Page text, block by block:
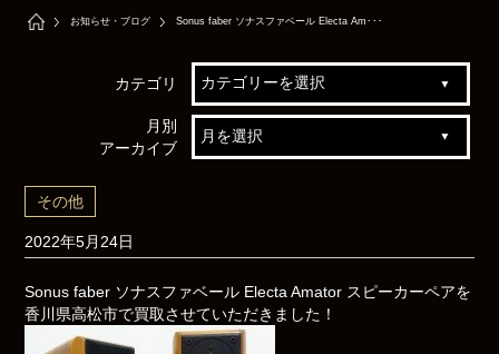
お知らせ・ブログ Sonus faber ソナスファベール Electa Am･･･
カテゴリ
月別
アーカイブ
その他
2022年5月24日
Sonus faber ソナスファベール Electa Amator スピーカーペアを
香川県高松市で買取させていただきました！